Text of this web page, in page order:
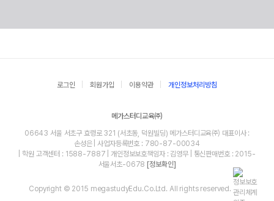
로그인 회원가입 이용약관 개인정보처리방침
메가스터디교육㈜
06643 서울 서초구 효령로 321 (서초동, 덕원빌딩) 메가스터디교육㈜ 대표이사 :
손성은 | 사업자등록번호 : 780-87-00034
| 학원 고객센터 : 1588-7887 | 개인정보보호책임자 : 김영무 | 통신판매번호 : 2015-
서울서초-0678 [정보확인]
Copyright © 2015 megastudyEdu.Co.Ltd. All rights reserved.